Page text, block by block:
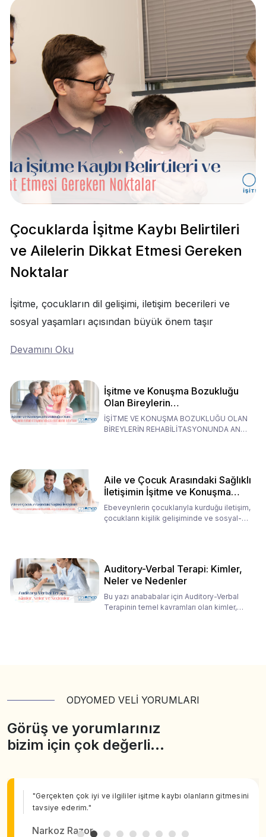
Çocuklarda İşitme Kaybı Belirtileri
ve Ailelerin Dikkat Etmesi Gereken
Noktalar
İşitme, çocukların dil gelişimi, iletişim becerileri ve
sosyal yaşamları açısından büyük önem taşır
Devamını Oku
İşitme ve Konuşma Bozukluğu
Olan Bireylerin
Rehabilitasyonunda Ana
Babaların Tutumları
İŞİTME VE KONUŞMA BOZUKLUĞU OLAN
BİREYLERİN REHABİLİTASYONUNDA ANA
Aile ve Çocuk Arasındaki Sağlıklı
İletişimin İşitme ve Konuşma
Rehabilitasyonundaki Rolü
Ebeveynlerin çocuklarıyla kurduğu iletişim,
çocukların kişilik gelişiminde ve sosyal-
Auditory-Verbal Terapi: Kimler,
Neler ve Nedenler
Bu yazı anababalar için Auditory-Verbal
Terapinin temel kavramları olan kimler,
ODYOMED VELİ YORUMLARI
Görüş ve yorumlarınız
bizim için çok değerli…
"Gerçekten çok iyi ve ilgililer işitme kaybı olanların gitmesini
tavsiye ederim."
Narkoz Razor